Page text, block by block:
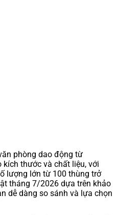
phòng dao động từ
thước và chất liệu, với
lượng lớn từ 100 thùng trở
tháng 7/2026 dựa trên khảo
dễ dàng so sánh và lựa chọn